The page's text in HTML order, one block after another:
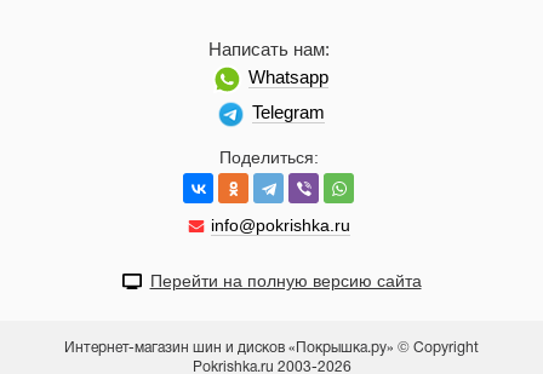
Поделиться:
info@pokrishka.ru
Написать нам:
Whatsapp
Telegram
Перейти на полную версию сайта
Интернет-магазин шин и дисков «Покрышка.ру» © Copyright
Pokrishka.ru 2003-2026